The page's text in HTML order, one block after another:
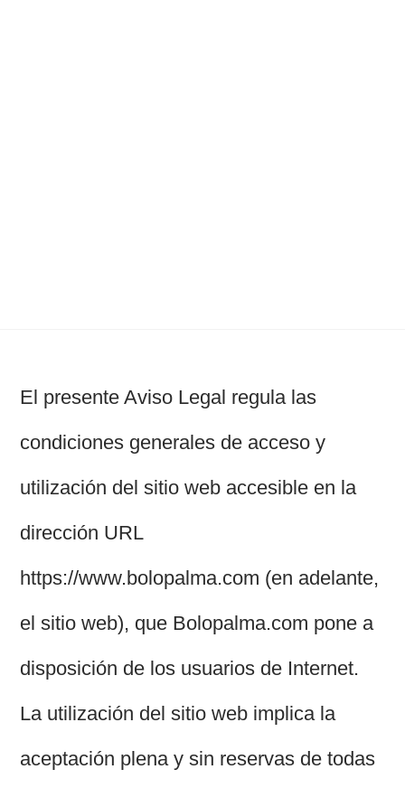
El presente Aviso Legal regula las
condiciones generales de acceso y
utilización del sitio web accesible en la
dirección URL
https://www.bolopalma.com (en adelante,
el sitio web), que Bolopalma.com pone a
disposición de los usuarios de Internet.
La utilización del sitio web implica la
aceptación plena y sin reservas de todas